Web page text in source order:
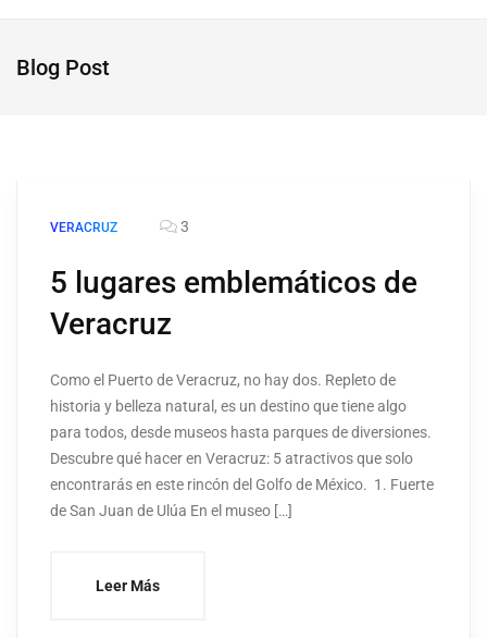
Blog Post
VERACRUZ 3
5 lugares emblemáticos de
Veracruz
Como el Puerto de Veracruz, no hay dos. Repleto de
historia y belleza natural, es un destino que tiene algo
para todos, desde museos hasta parques de diversiones.
Descubre qué hacer en Veracruz: 5 atractivos que solo
encontrarás en este rincón del Golfo de México. 1. Fuerte
de San Juan de Ulúa En el museo […]
Leer Más